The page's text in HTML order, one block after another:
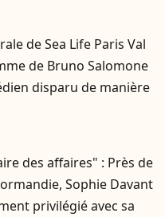
de Sea Life Paris Val
de Bruno Salomone
disparu de manière
des affaires" : Près de
Sophie Davant
privilégié avec sa